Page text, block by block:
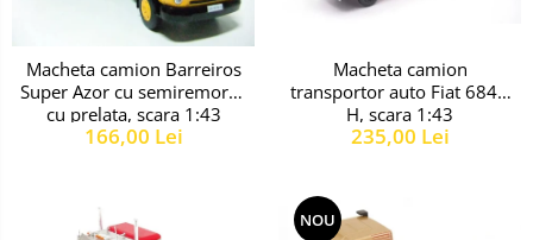
Macheta camion Barreiros
Super Azor cu semiremorca
cu prelata, scara 1:43
166,00 Lei
Macheta camion
transportor auto Fiat 684N
H, scara 1:43
235,00 Lei
NOU